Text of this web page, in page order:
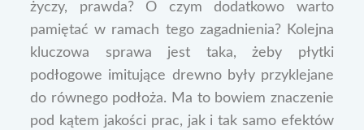
życzy, prawda? O czym dodatkowo warto
pamiętać w ramach tego zagadnienia? Kolejna
kluczowa sprawa jest taka, żeby płytki
podłogowe imitujące drewno były przyklejane
do równego podłoża. Ma to bowiem znaczenie
pod kątem jakości prac, jak i tak samo efektów